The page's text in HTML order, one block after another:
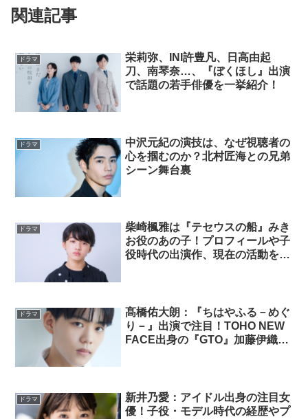
関連記事
ドラマ
栄莉弥、INI許豊凡、日高由起
刀、南琴奈…、『ぼくほし』出演
で話題の若手俳優を一挙紹介！
ドラマ
中沢元紀の演技は、なぜ視聴者の
心を掴むのか？北村匠海との兄弟
シーン舞台裏
ドラマ
柴崎楓雅は『テセウスの船』みき
お役のあの子！プロフィールや子
役時代の出演作、現在の活動を徹
ドラマ
髙橋佑大朗：『ちはやふる－めぐ
り－』出演で注目！TOHO NEW
FACE出身の『GTO』加藤伊織役
ドラマ
新井乃愛：アイドル出身の注目女
優！子役・モデル時代の経歴やプ